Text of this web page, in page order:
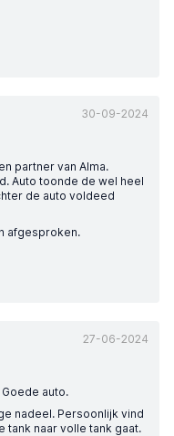
30-09-2024
partner van Alma.
Auto toonde de wel heel
de auto voldeed
afgesproken.
27-06-2024
auto.
nadeel. Persoonlijk vind
tank naar volle tank gaat.